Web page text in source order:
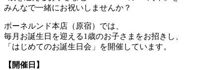
みんなで一緒にお祝いしませんか？
ボーネルンド本店（原宿）では、
毎月お誕生日を迎える1歳のお子さまをお招きし、
「はじめてのお誕生日会」を開催しています。
【開催日】